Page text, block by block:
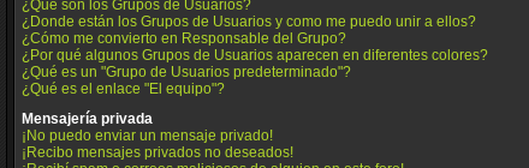
¿Qué son los Grupos de Usuarios?
¿Donde están los Grupos de Usuarios y como me puedo unir a ellos?
¿Cómo me convierto en Responsable del Grupo?
¿Por qué algunos Grupos de Usuarios aparecen en diferentes colores?
¿Qué es un "Grupo de Usuarios predeterminado"?
¿Qué es el enlace "El equipo"?
Mensajería privada
¡No puedo enviar un mensaje privado!
¡Recibo mensajes privados no deseados!